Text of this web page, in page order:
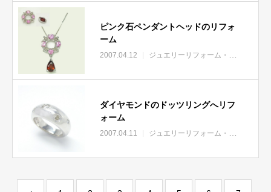
ピンク石ペンダントヘッドのリフォ
ーム
2007.04.12 ジュエリーリフォーム・リモデル
ダイヤモンドのドッツリングへリフ
ォーム
2007.04.11 ジュエリーリフォーム・リモデル